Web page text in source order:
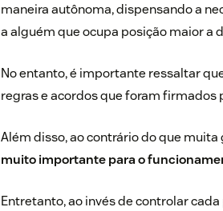
maneira autônoma, dispensando a
a alguém que ocupa posição maior a
No entanto, é importante ressaltar
regras e acordos que foram
Além disso, ao contrário do que muita
muito importante para o
Entretanto, ao invés de controlar